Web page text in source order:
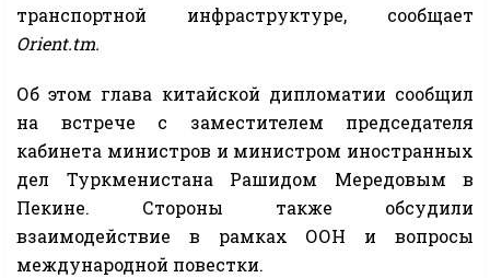
транспортной инфраструктуре, сообщает
Orient.tm.
Об этом глава китайской дипломатии сообщил
на встрече с заместителем председателя
кабинета министров и министром иностранных
дел Туркменистана Рашидом Мередовым в
Пекине. Стороны также обсудили
взаимодействие в рамках ООН и вопросы
международной повестки.